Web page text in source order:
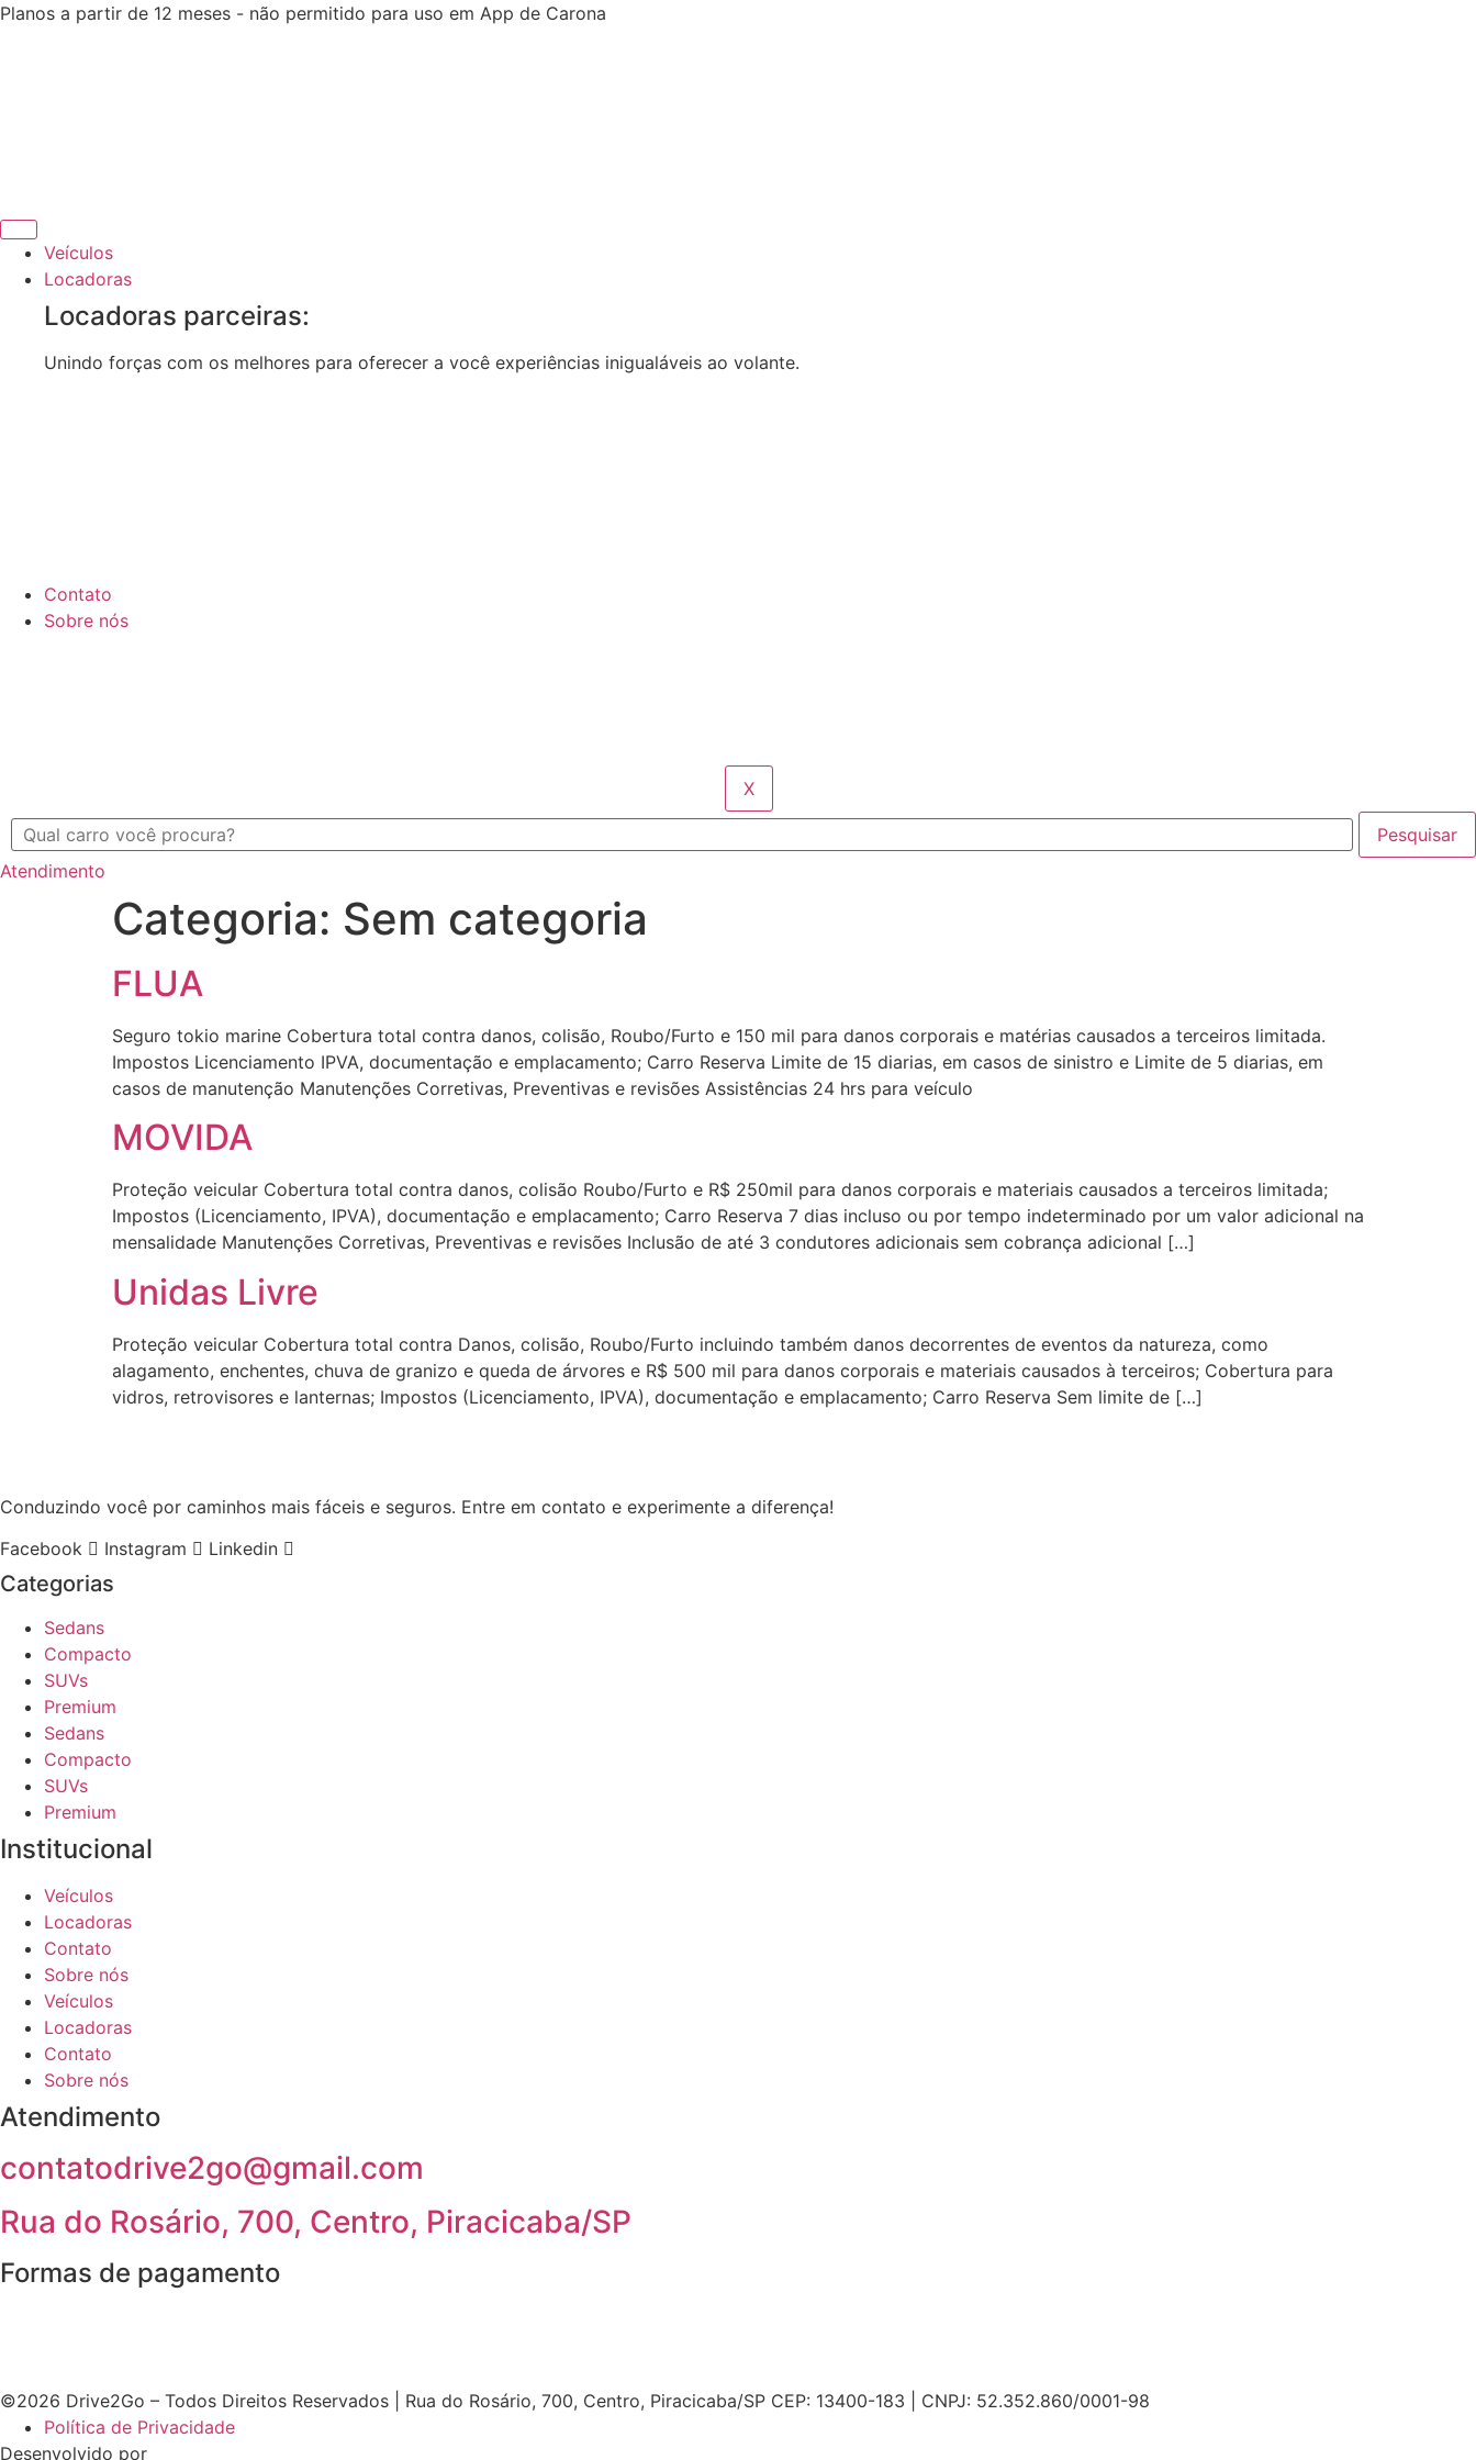
Ir
Planos a partir de 12 meses - não permitido para uso em App de Carona
Veículos
Locadoras
Locadoras parceiras:
Unindo forças com os melhores para oferecer a você experiências inigualáveis ao volante.
Contato
Sobre nós
X
Atendimento
Categoria: Sem categoria
FLUA
Seguro tokio marine Cobertura total contra danos, colisão, Roubo/Furto e 150 mil para danos corporais e matérias causados a terceiros limitada.
Impostos Licenciamento IPVA, documentação e emplacamento; Carro Reserva Limite de 15 diarias, em casos de sinistro e Limite de 5 diarias, em
casos de manutenção Manutenções Corretivas, Preventivas e revisões Assistências 24 hrs para veículo
MOVIDA
Proteção veicular Cobertura total contra danos, colisão Roubo/Furto e R$ 250mil para danos corporais e materiais causados a terceiros limitada;
Impostos (Licenciamento, IPVA), documentação e emplacamento; Carro Reserva 7 dias incluso ou por tempo indeterminado por um valor adicional na
mensalidade Manutenções Corretivas, Preventivas e revisões Inclusão de até 3 condutores adicionais sem cobrança adicional […]
Unidas Livre
Proteção veicular Cobertura total contra Danos, colisão, Roubo/Furto incluindo também danos decorrentes de eventos da natureza, como
alagamento, enchentes, chuva de granizo e queda de árvores e R$ 500 mil para danos corporais e materiais causados à terceiros; Cobertura para
vidros, retrovisores e lanternas; Impostos (Licenciamento, IPVA), documentação e emplacamento; Carro Reserva Sem limite de […]
Conduzindo você por caminhos mais fáceis e seguros. Entre em contato e experimente a diferença!
Facebook
Instagram Linkedin
Categorias
Sedans
Compacto
SUVs
Premium
Sedans
Compacto
SUVs
Premium
Institucional
Veículos
Locadoras
Contato
Sobre nós
Veículos
Locadoras
Contato
Sobre nós
Atendimento
contatodrive2go@gmail.com
Rua do Rosário, 700, Centro, Piracicaba/SP
Formas de pagamento
©2026 Drive2Go – Todos Direitos Reservados | Rua do Rosário, 700, Centro, Piracicaba/SP CEP: 13400-183 | CNPJ: 52.352.860/0001-98
Política de Privacidade
Desenvolvido por